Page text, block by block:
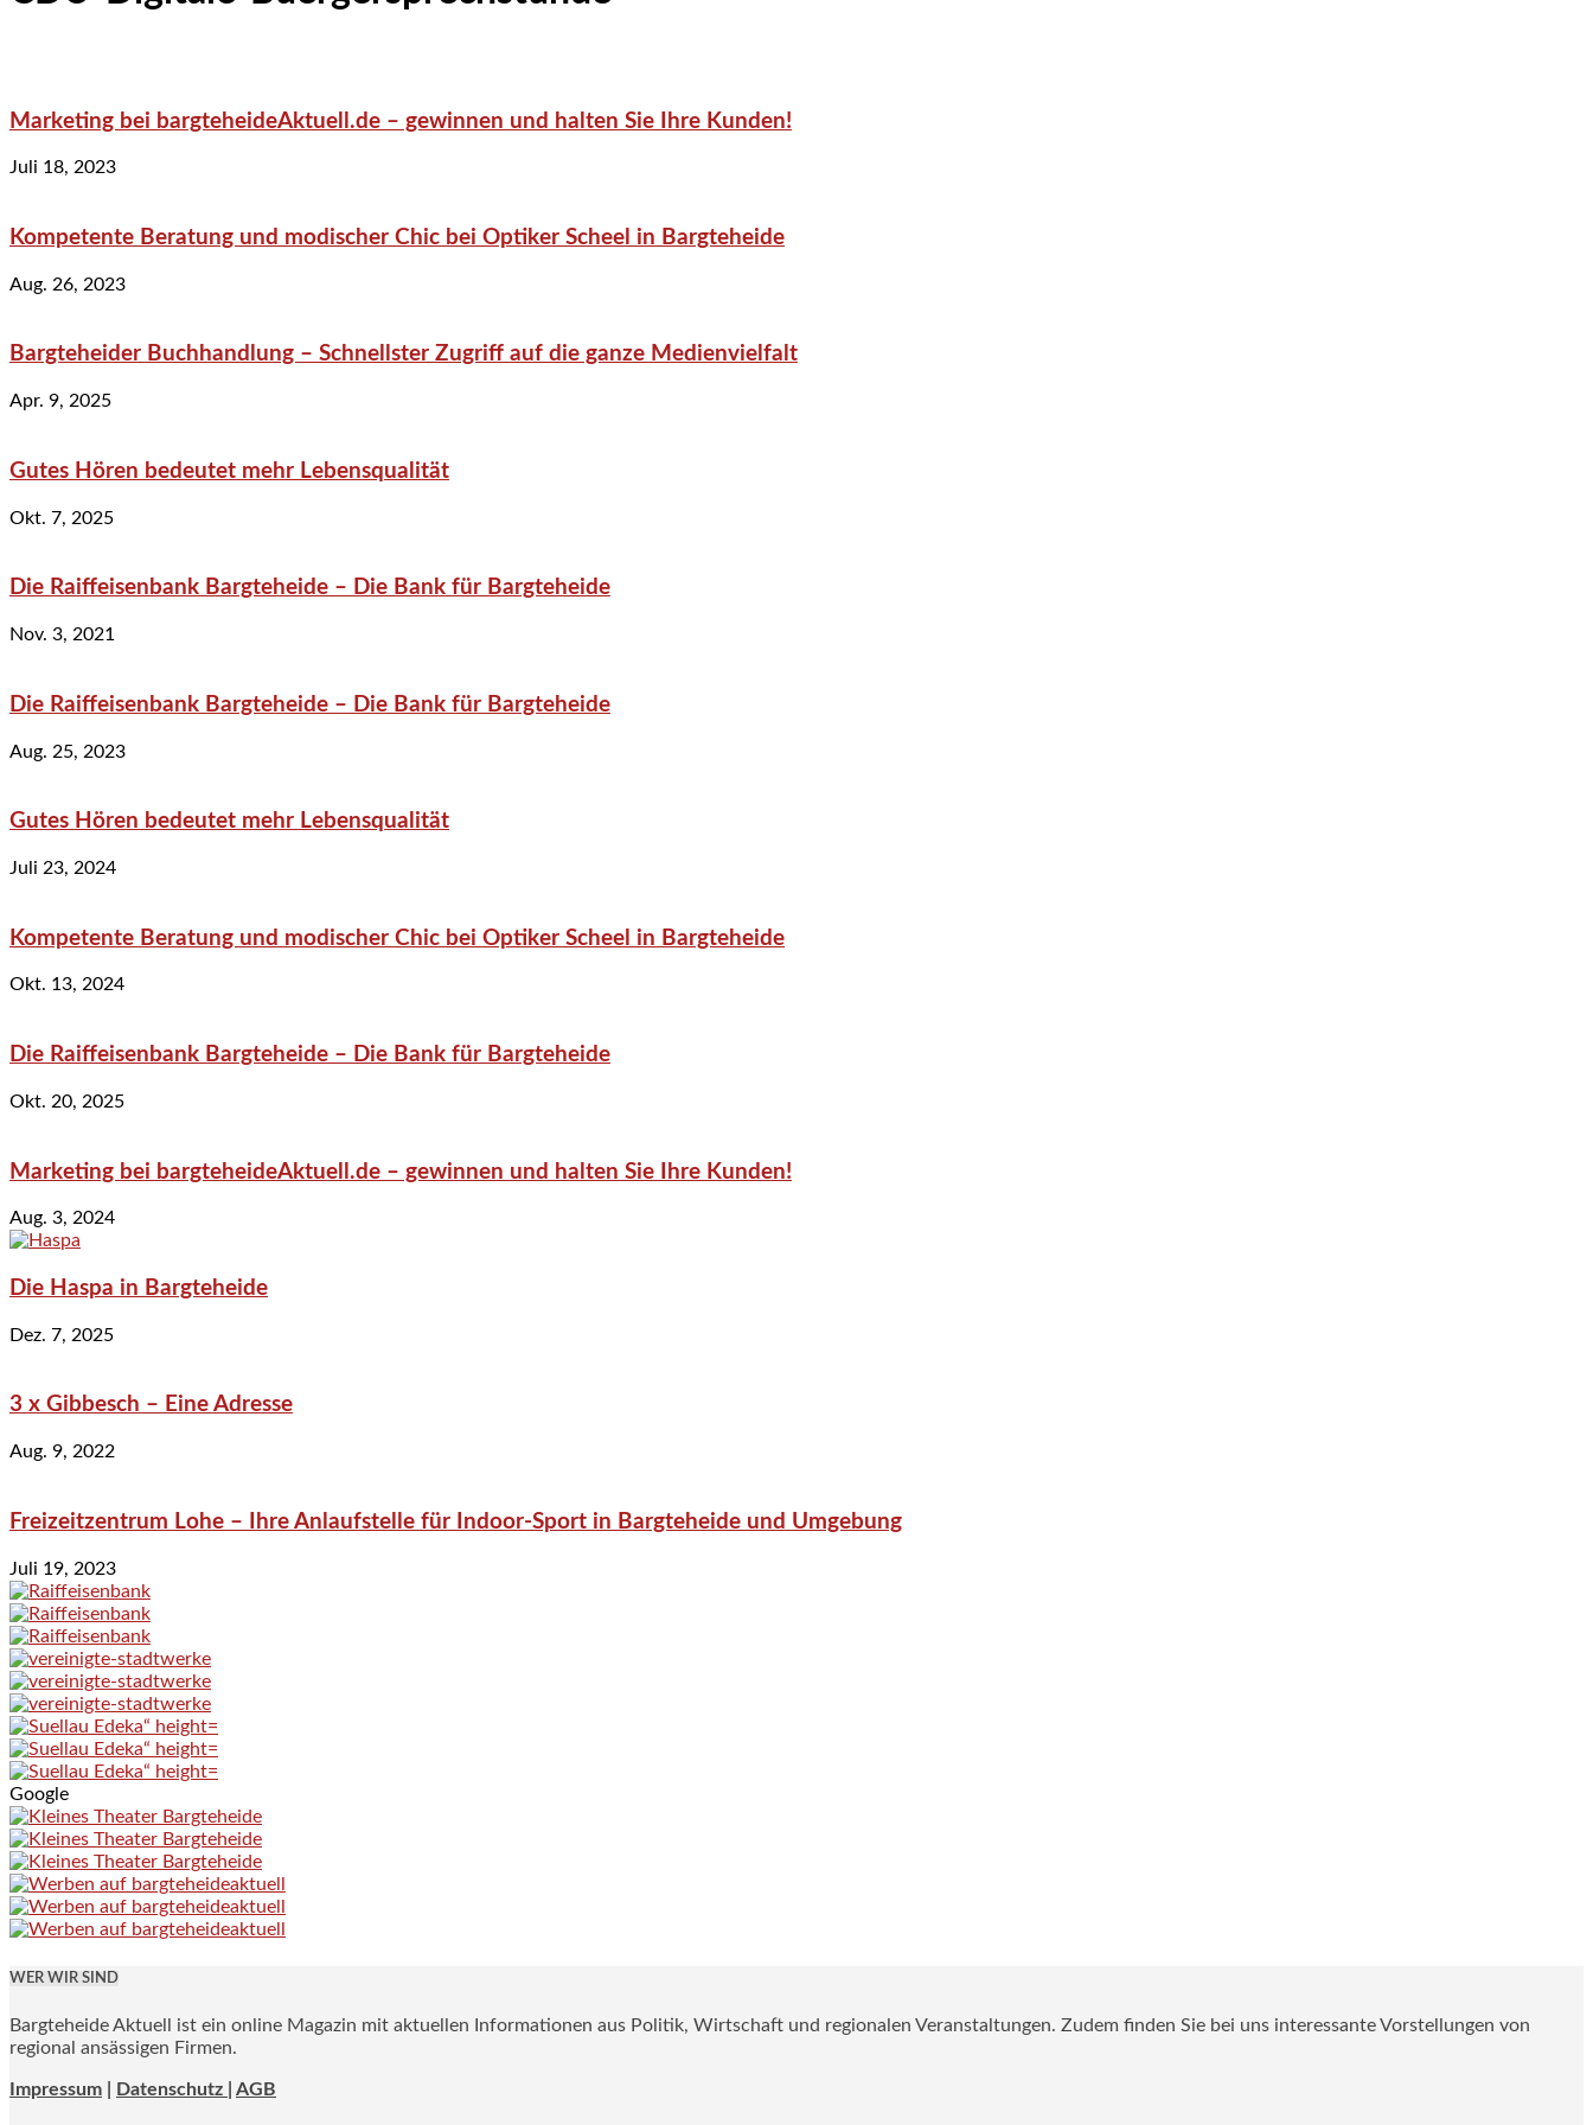
Marketing bei bargteheideAktuell.de – gewinnen und halten Sie Ihre Kunden!
Juli 18, 2023
Kompetente Beratung und modischer Chic bei Optiker Scheel in Bargteheide
Aug. 26, 2023
Bargteheider Buchhandlung – Schnellster Zugriff auf die ganze Medienvielfalt
Apr. 9, 2025
Gutes Hören bedeutet mehr Lebensqualität
Okt. 7, 2025
Die Raiffeisenbank Bargteheide – Die Bank für Bargteheide
Nov. 3, 2021
Die Raiffeisenbank Bargteheide – Die Bank für Bargteheide
Aug. 25, 2023
Gutes Hören bedeutet mehr Lebensqualität
Juli 23, 2024
Kompetente Beratung und modischer Chic bei Optiker Scheel in Bargteheide
Okt. 13, 2024
Die Raiffeisenbank Bargteheide – Die Bank für Bargteheide
Okt. 20, 2025
Marketing bei bargteheideAktuell.de – gewinnen und halten Sie Ihre Kunden!
Aug. 3, 2024
Die Haspa in Bargteheide
Dez. 7, 2025
3 x Gibbesch – Eine Adresse
Aug. 9, 2022
Freizeitzentrum Lohe – Ihre Anlaufstelle für Indoor-Sport in Bargteheide und Umgebung
Juli 19, 2023
Google
WER WIR SIND
Bargteheide Aktuell ist ein online Magazin mit aktuellen Informationen aus Politik, Wirtschaft und regionalen Veranstaltungen. Zudem finden Sie bei uns interessante Vorstellungen von
regional ansässigen Firmen.
Impressum Datenschutz | AGB